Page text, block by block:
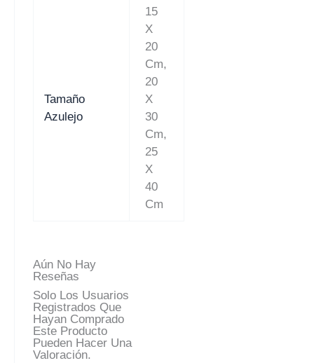
Tamaño
Azulejo
15
X
20
Cm,
20
X
30
Cm,
25
X
40
Cm
Aún No Hay
Reseñas
Solo Los Usuarios
Registrados Que
Hayan Comprado
Este Producto
Pueden Hacer Una
Valoración.